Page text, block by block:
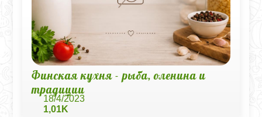
Финская кухня - рыба, оленина и
традиции
18/4/2023
1,01K